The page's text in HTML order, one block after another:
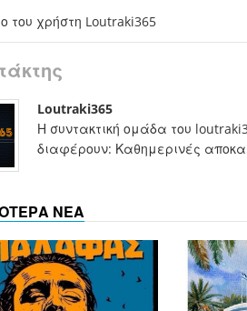
του χρήστη Loutraki365
Loutraki365
Η συντακτική ομάδα του
διαφέρουν: Καθημερινές
ΝΕΑ